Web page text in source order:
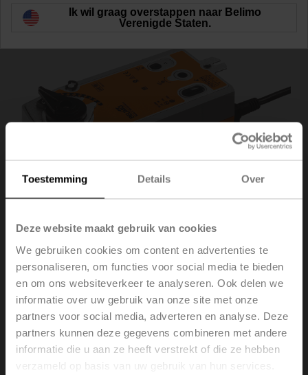
Toestemming Details Over
Deze website maakt gebruik van cookies
We gebruiken cookies om content en advertenties te
personaliseren, om functies voor social media te bieden
en om ons websiteverkeer te analyseren. Ook delen we
informatie over uw gebruik van onze site met onze
partners voor social media, adverteren en analyse. Deze
partners kunnen deze gegevens combineren met andere
informatie die u aan ze heeft verstrekt of die ze hebben
SRF24A-O
Roterende aandrijving met veiligheidsfunctie NO,
Ik wil graag overstappen naar Belimo
Verenigde Staten.